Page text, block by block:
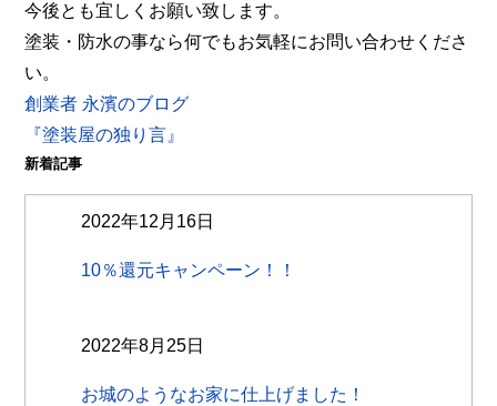
今後とも宜しくお願い致します。
塗装・防水の事なら何でもお気軽にお問い合わせくださ
い。
創業者 永濱のブログ
『塗装屋の独り言』
新着記事
2022年12月16日
10％還元キャンペーン！！
2022年8月25日
お城のようなお家に仕上げました！